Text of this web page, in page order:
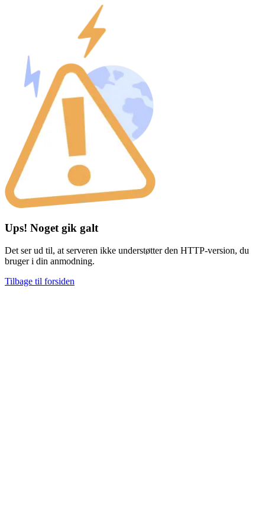
Ups! Noget gik galt
Det ser ud til, at serveren ikke understøtter den HTTP-version, du
bruger i din anmodning.
Tilbage til forsiden